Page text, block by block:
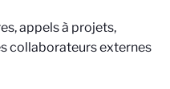
appels à projets,
collaborateurs externes